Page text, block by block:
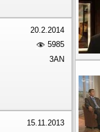
20.2.2014
5985
3AN
15.11.2013